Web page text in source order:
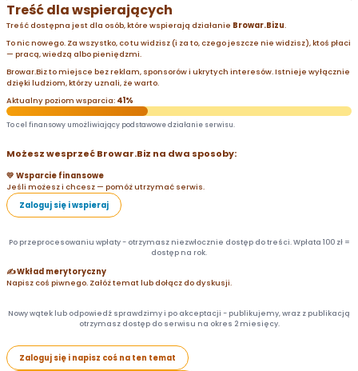
Treść dla wspierających
Treść dostępna jest dla osób, które wspierają działanie Browar.Bizu.
To nic nowego. Za wszystko, co tu widzisz (i za to, czego jeszcze nie widzisz), ktoś płaci
— pracą, wiedzą albo pieniędzmi.
Browar.Biz to miejsce bez reklam, sponsorów i ukrytych interesów. Istnieje wyłącznie
dzięki ludziom, którzy uznali, że warto.
Aktualny poziom wsparcia: 41%
To cel finansowy umożliwiający podstawowe działanie serwisu.
Możesz wesprzeć Browar.Biz na dwa sposoby:
💛 Wsparcie finansowe
Jeśli możesz i chcesz — pomóż utrzymać serwis.
Zaloguj się i wspieraj
Po przeprocesowaniu wpłaty - otrzymasz niezwłocznie dostęp do treści. Wpłata 100 zł =
dostęp na rok.
✍️ Wkład merytoryczny
Napisz coś piwnego. Załóż temat lub dołącz do dyskusji.
Nowy wątek lub odpowiedź sprawdzimy i po akceptacji - publikujemy, wraz z publikacją
otrzymasz dostęp do serwisu na okres 2 miesięcy.
Zaloguj się i napisz coś na ten temat